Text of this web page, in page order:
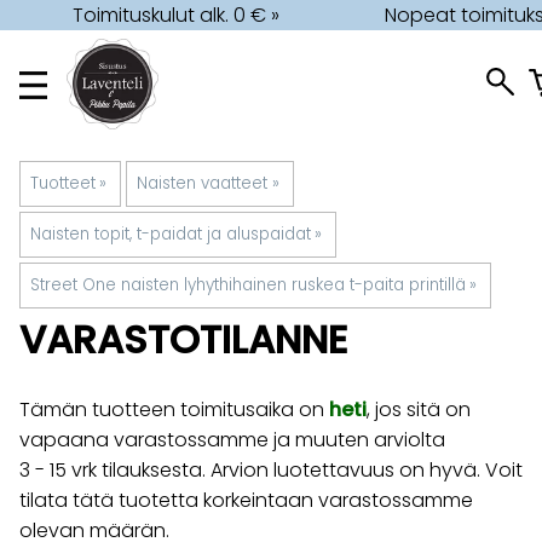
Toimituskulut alk. 0 € » Nopeat
Tuotteet ‪» Naisten vaatteet ‪»
Naisten topit, t-paidat ja aluspaidat ‪»
Street One naisten lyhythihainen ruskea t-paita printillä ‪»
VARASTOTILANNE
Tämän tuotteen toimitusaika on heti, jos sitä on
vapaana varastossamme ja muuten arviolta
3 - 15 vrktilauksesta. Arvion luotettavuus on hyvä. Voit
tilata tätä tuotetta korkeintaan varastossamme
olevan määrän.